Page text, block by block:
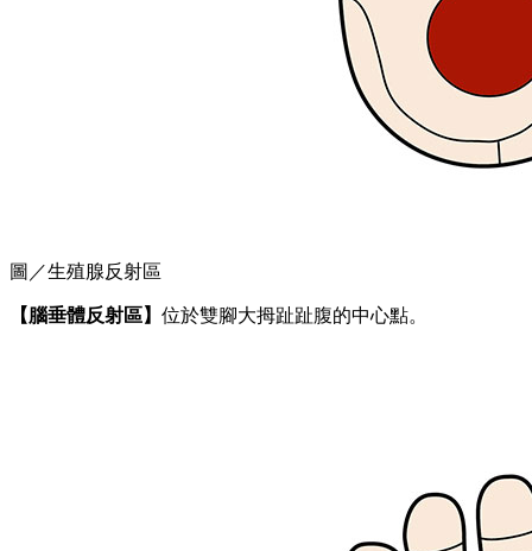
圖／生殖腺反射區
【腦垂體反射區】 位於雙腳大拇趾趾腹的中心點。